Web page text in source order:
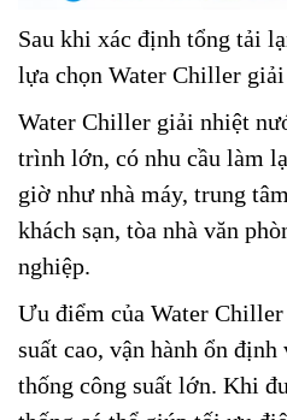
Sau khi xác định tổng tải
lựa chọn Water Chiller
Water Chiller giải nhiệt
trình lớn, có nhu cầu làm
giờ như nhà máy, trung
khách sạn, tòa nhà văn
nghiệp.
Ưu điểm của Water
suất cao, vận hành ổn
thống công suất lớn. Khi